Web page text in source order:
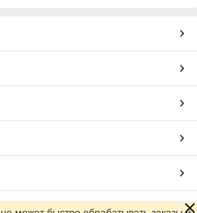
Prom.ua